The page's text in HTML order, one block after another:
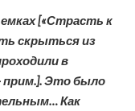
[«Страсть к
скрыться из
в
прим.]. Это было
Как